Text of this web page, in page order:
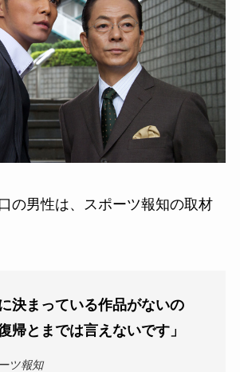
の男性は、スポーツ報知の取材
決まっている作品がないの
帰とまでは言えないです」
ツ報知